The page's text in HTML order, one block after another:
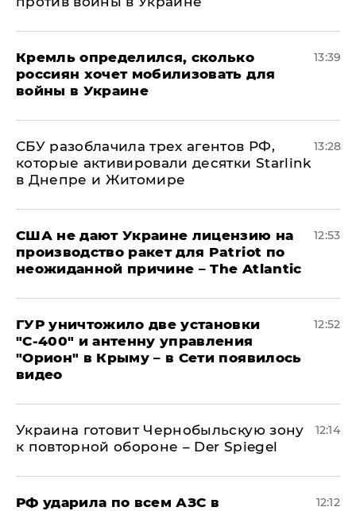
Кремль определился, сколько
россиян хочет мобилизовать для
войны в Украине
13:39
СБУ разоблачила трех агентов РФ,
которые активировали десятки Starlink
в Днепре и Житомире
13:28
США не дают Украине лицензию на
производство ракет для Patriot по
неожиданной причине – The Atlantic
12:53
ГУР уничтожило две установки
"С‑400" и антенну управления
"Орион" в Крыму – в Сети появилось
видео
12:52
Украина готовит Чернобыльскую зону
к повторной обороне – Der Spiegel
12:14
РФ ударила по всем АЗС в
12:12